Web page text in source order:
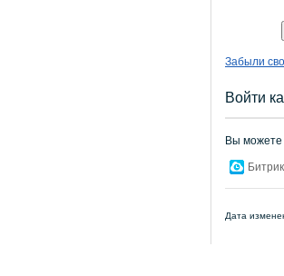
Забыли
Войти
Вы можете
Дата